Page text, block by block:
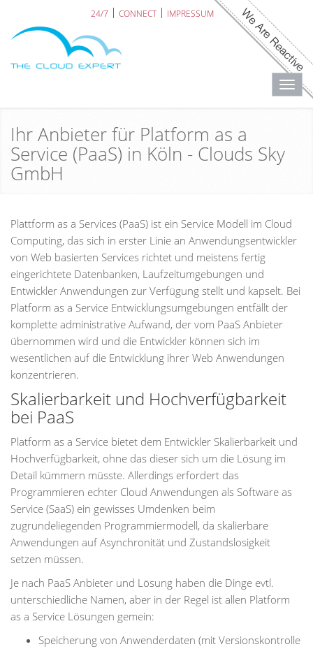
24/7 CONNECT IMPRESSUM
Ihr Anbieter für Platform as a
Service (PaaS) in Köln - Clouds Sky
GmbH
Plattform as a Services (PaaS) ist ein Service Modell im Cloud
Computing, das sich in erster Linie an Anwendungsentwickler
von Web basierten Services richtet und meistens fertig
eingerichtete Datenbanken, Laufzeitumgebungen und
Entwickler Anwendungen zur Verfügung stellt und kapselt. Bei
Platform as a Service Entwicklungsumgebungen entfällt der
komplette administrative Aufwand, der vom PaaS Anbieter
übernommen wird und die Entwickler können sich im
wesentlichen auf die Entwicklung ihrer Web Anwendungen
konzentrieren.
Skalierbarkeit und Hochverfügbarkeit
bei PaaS
Platform as a Service bietet dem Entwickler Skalierbarkeit und
Hochverfügbarkeit, ohne das dieser sich um die Lösung im
Detail kümmern müsste. Allerdings erfordert das
Programmieren echter Cloud Anwendungen als Software as
Service (SaaS) ein gewisses Umdenken beim
zugrundeliegenden Programmiermodell, da skalierbare
Anwendungen auf Asynchronität und Zustandslosigkeit
setzen müssen.
Je nach PaaS Anbieter und Lösung haben die Dinge evtl.
unterschiedliche Namen, aber in der Regel ist allen Platform
as a Service Lösungen gemein:
Speicherung von Anwenderdaten (mit Versionskontrolle